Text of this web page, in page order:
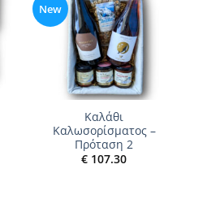
New
Add to
wishlist
Καλάθι
Καλωσορίσματος –
Πρόταση 2
€ 107.30